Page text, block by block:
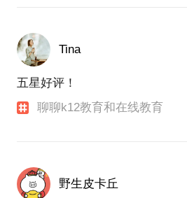
Tina
五星好评！
聊聊k12教育和在线教育
野生皮卡丘